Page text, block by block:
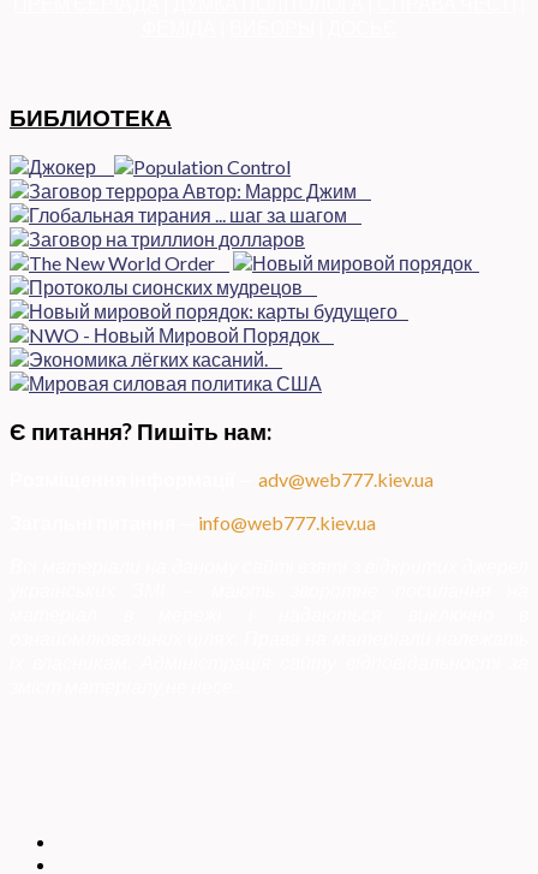
БИБЛИОТЕКА
Є питання? Пишіть нам:
adv@web777.kiev.ua
info@web777.kiev.ua